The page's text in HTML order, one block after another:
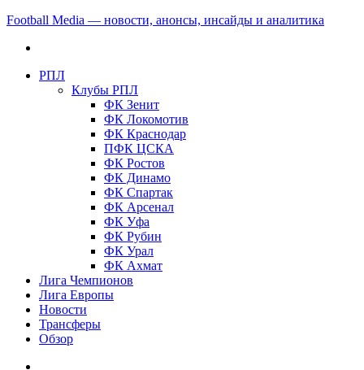
Football Media — новости, анонсы, инсайды и аналитика
РПЛ
Клубы РПЛ
ФК Зенит
ФК Локомотив
ФК Краснодар
ПФК ЦСКА
ФК Ростов
ФК Динамо
ФК Спартак
ФК Арсенал
ФК Уфа
ФК Рубин
ФК Урал
ФК Ахмат
Лига Чемпионов
Лига Европы
Новости
Трансферы
Обзор